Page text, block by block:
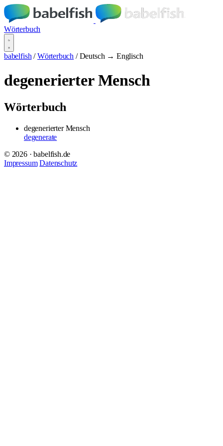
Wörterbuch
babelfish / Wörterbuch / Deutsch → Englisch
degenerierter Mensch
Wörterbuch
degenerierter Mensch
degenerate
© 2026 · babelfish.de
Impressum Datenschutz